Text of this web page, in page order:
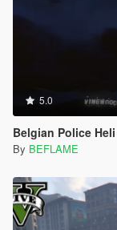
5.0
Belgian Police
By BEFLAME